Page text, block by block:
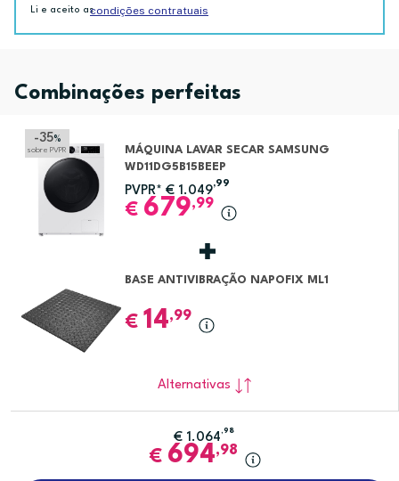
Li e aceito ascondições contratuais
Combinações perfeitas
-35%
sobre PVPR
MÁQUINA LAVAR SECAR SAMSUNG
WD11DG5B15BEEP
PVPR* € 1.049
,99
€ 679,99
BASE ANTIVIBRAÇÃO NAPOFIX ML1
€ 14,99
Alternativas
€ 1.064,98
€ 694,98